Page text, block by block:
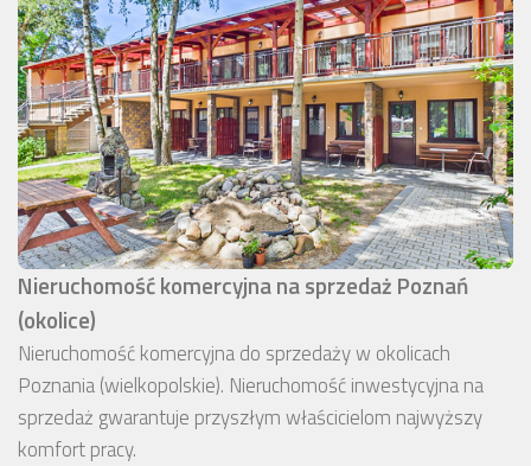
Nieruchomość komercyjna na sprzedaż Poznań
(okolice)
Nieruchomość komercyjna do sprzedaży w okolicach
Poznania (wielkopolskie). Nieruchomość inwestycyjna na
sprzedaż gwarantuje przyszłym właścicielom najwyższy
komfort pracy.